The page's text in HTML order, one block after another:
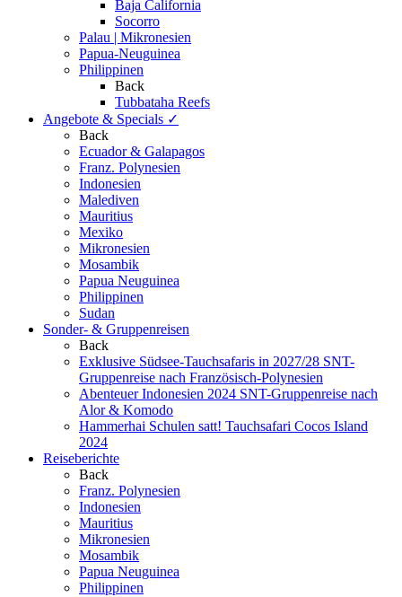
Baja California
Socorro
Palau | Mikronesien
Papua-Neuguinea
Philippinen
Back
Tubbataha Reefs
Angebote & Specials ✓
Back
Ecuador & Galapagos
Franz. Polynesien
Indonesien
Malediven
Mauritius
Mexiko
Mikronesien
Mosambik
Papua Neuguinea
Philippinen
Sudan
Sonder- & Gruppenreisen
Back
Exklusive Südsee-Tauchsafaris in 2027/28 SNT-
Gruppenreise nach Französisch-Polynesien
Abenteuer Indonesien 2024 SNT-Gruppenreise nach
Alor & Komodo
Hammerhai Schulen satt! Tauchsafari Cocos Island
2024
Reiseberichte
Back
Franz. Polynesien
Indonesien
Mauritius
Mikronesien
Mosambik
Papua Neuguinea
Philippinen